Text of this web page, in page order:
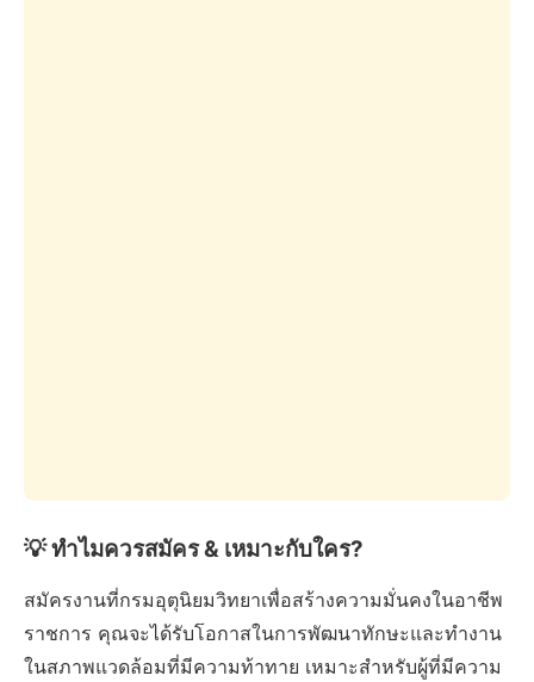
💡 ทำไมควรสมัคร & เหมาะกับใคร?
สมัครงานที่กรมอุตุนิยมวิทยาเพื่อสร้างความมั่นคงในอาชีพ
ราชการ คุณจะได้รับโอกาสในการพัฒนาทักษะและทำงาน
ในสภาพแวดล้อมที่มีความท้าทาย เหมาะสำหรับผู้ที่มีความ